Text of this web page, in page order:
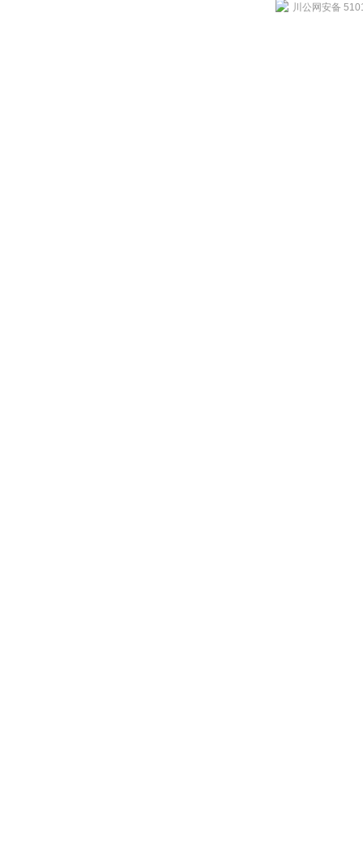
川公网安备